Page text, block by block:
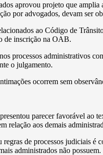
aprovou projeto que
por advogados, devam ser
ao Código de
de inscrição na OAB.
processos administrativos
o julgamento.
ocorrem sem
parecer favorável ao
relação aos demais
de processos judiciais é
administrados não possuem.